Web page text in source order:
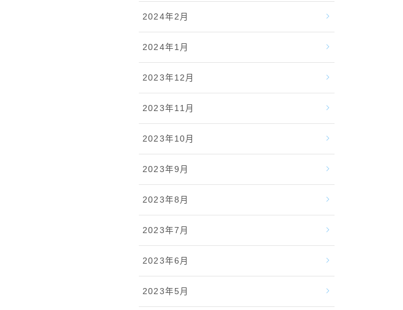
2024年2月
2024年1月
2023年12月
2023年11月
2023年10月
2023年9月
2023年8月
2023年7月
2023年6月
2023年5月